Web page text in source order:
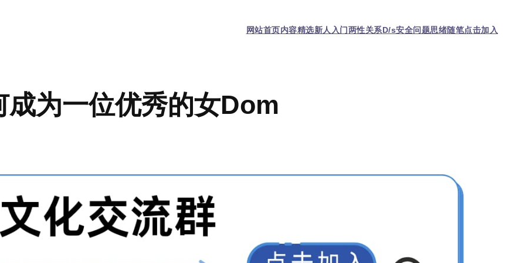
网站首页内容精选新人入门两性关系D/s安全问题思绪随笔点击加入
成为一位优秀的女Dom